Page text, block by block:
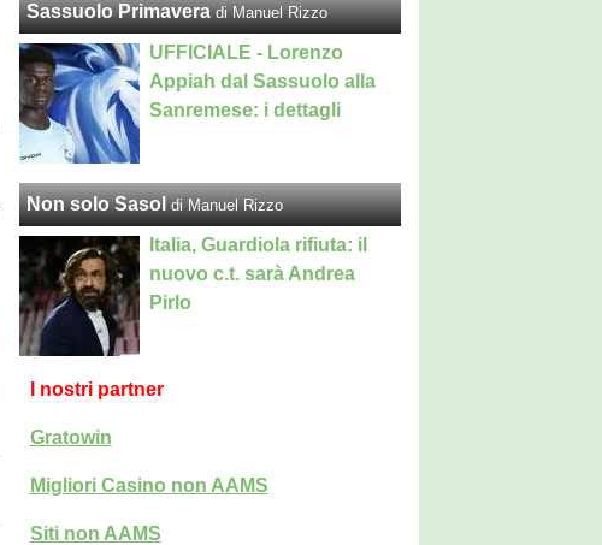
Sassuolo Primavera di Manuel Rizzo
UFFICIALE - Lorenzo
Appiah dal Sassuolo alla
Sanremese: i dettagli
Non solo Sasol di Manuel Rizzo
Italia, Guardiola rifiuta: il
nuovo c.t. sarà Andrea
Pirlo
I nostri partner
Gratowin
Migliori Casino non AAMS
Siti non AAMS